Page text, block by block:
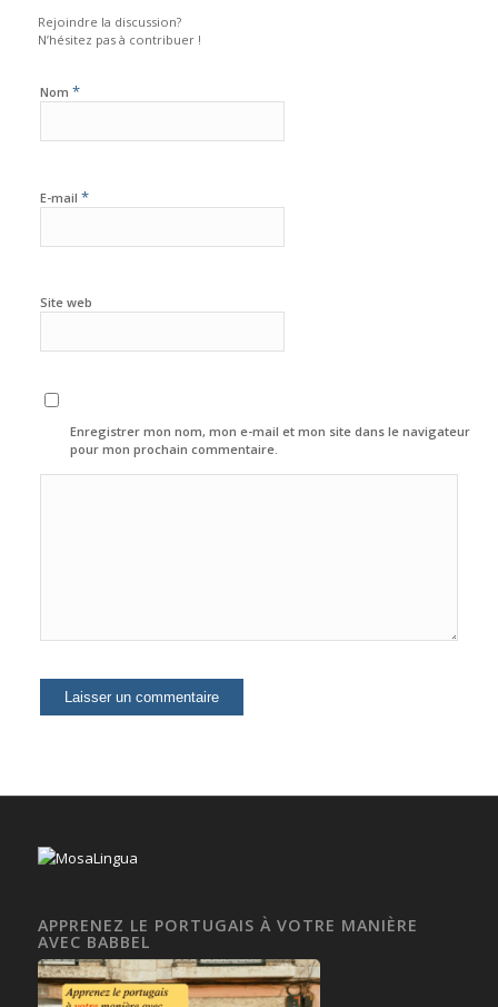
Rejoindre la discussion?
N’hésitez pas à contribuer !
Nom *
E-mail *
Site web
Enregistrer mon nom, mon e-mail et mon site dans le navigateur
pour mon prochain commentaire.
APPRENEZ LE PORTUGAIS À VOTRE MANIÈRE
AVEC BABBEL